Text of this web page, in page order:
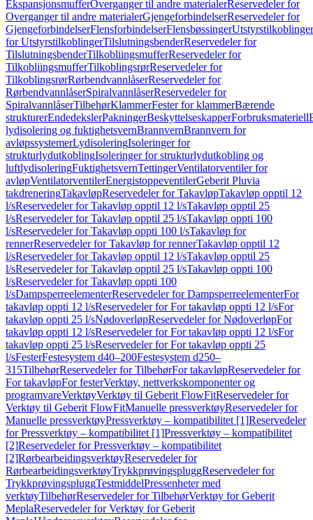
EkspansjonsmufferOverganger til andre materialerReservedeler for
Overganger til andre materialerGjengeforbindelserReservedeler for
GjengeforbindelserFlensforbindelserFlensbøssingerUtstyrstilkoblinger
for UtstyrstilkoblingerTilslutningsbenderReservedeler for
TilslutningsbenderTilkobliingsmufferReservedeler for
TilkobliingsmufferTilkoblingsrørReservedeler for
TilkoblingsrørRørbendvannlåserReservedeler for
RørbendvannlåserSpiralvannlåserReservedeler for
SpiralvannlåserTilbehørKlammerFester for klammerBærende
strukturerEndedekslerPakningerBeskyttelseskapperForbruksmateriell
lydisolering og fuktighetsvernBrannvernBrannvern for
avløpssystemerLydisoleringIsoleringer for
strukturlydutkoblingIsoleringer for strukturlydutkobling og
luftlydisoleringFuktighetsvernTettingerVentilatorventiler for
avløpVentilatorventilerEnergistoppeventilerGeberit Pluvia
takdreneringTakavløpReservedeler for TakavløpTakavløp opptil 12
l/sReservedeler for Takavløp opptil 12 l/sTakavløp opptil 25
l/sReservedeler for Takavløp opptil 25 l/sTakavløp oppti 100
l/sReservedeler for Takavløp oppti 100 l/sTakavløp for
rennerReservedeler for Takavløp for rennerTakavløp opptil 12
l/sReservedeler for Takavløp opptil 12 l/sTakavløp opptil 25
l/sReservedeler for Takavløp opptil 25 l/sTakavløp oppti 100
l/sReservedeler for Takavløp oppti 100
l/sDampsperreelementerReservedeler for DampsperreelementerFor
takavløp oppti 12 l/sReservedeler for For takavløp oppti 12 l/sFor
takavløp oppti 25 l/sNødoverløpReservedeler for NødoverløpFor
takavløp oppti 12 l/sReservedeler for For takavløp oppti 12 l/sFor
takavløp oppti 25 l/sReservedeler for For takavløp oppti 25
l/sFesterFestesystem d40–200Festesystem d250–
315TilbehørReservedeler for TilbehørFor takavløpReservedeler for
For takavløpFor festerVerktøy, nettverkskomponenter og
programvareVerktøyVerktøy til Geberit FlowFitReservedeler for
Verktøy til Geberit FlowFitManuelle pressverktøyReservedeler for
Manuelle pressverktøyPressverktøy – kompatibilitet [1]Reservedeler
for Pressverktøy – kompatibilitet [1]Pressverktøy – kompatibilitet
[2]Reservedeler for Pressverktøy – kompatibilitet
[2]RørbearbeidingsverktøyReservedeler for
RørbearbeidingsverktøyTrykkprøvingspluggReservedeler for
TrykkprøvingspluggTestmiddelPressenheter med
verktøyTilbehørReservedeler for TilbehørVerktøy for Geberit
MeplaReservedeler for Verktøy for Geberit